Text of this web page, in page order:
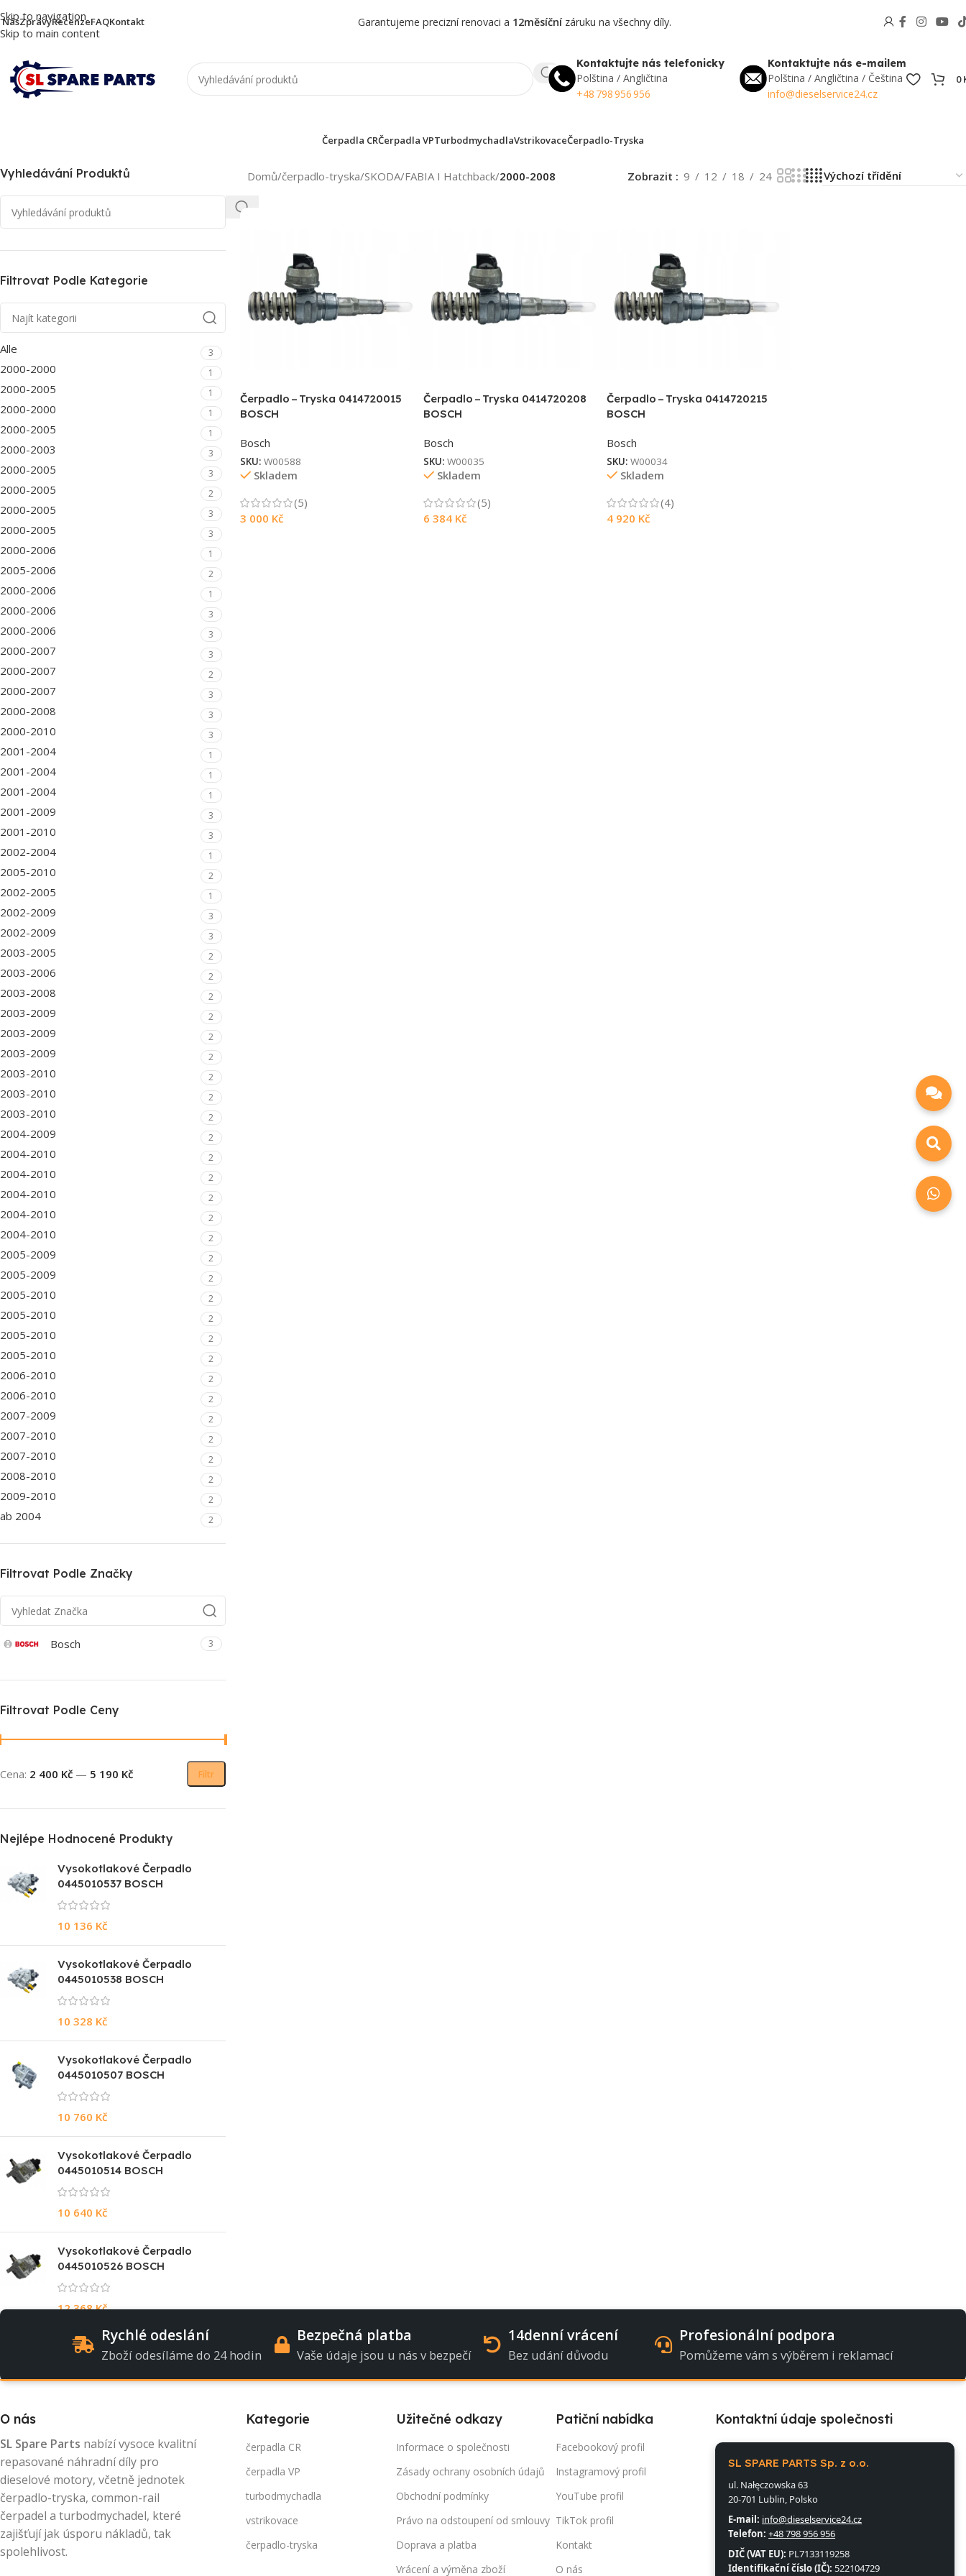
Skip to navigation
Skip to main content
NásZprávyRecenzeFAQKontakt Garantujeme precizní renovaci a 12měsíčnízáruku na všechny díly.
Kontaktujte nás telefonicky
Polština / Angličtina
+48 798 956 956
Kontaktujte nás e-mailem
Polština / Angličtina / Čeština
info@dieselservice24.cz
0
Čerpadla CRČerpadla VPTurbodmychadlaVstrikovaceČerpadlo-Tryska
Vyhledávání Produktů
Filtrovat Podle Kategorie
Alle 3
2000-2000 1
2000-2005 1
2000-2000 1
2000-2005 1
2000-2003 3
2000-2005 3
2000-2005 2
2000-2005 3
2000-2005 3
2000-2006 1
2005-2006 2
2000-2006 1
2000-2006 3
2000-2006 3
2000-2007 3
2000-2007 2
2000-2007 3
2000-2008 3
2000-2010 3
2001-2004 1
2001-2004 1
2001-2004 1
2001-2009 3
2001-2010 3
2002-2004 1
2005-2010 2
2002-2005 1
2002-2009 3
2002-2009 3
2003-2005 2
2003-2006 2
2003-2008 2
2003-2009 2
2003-2009 2
2003-2009 2
2003-2010 2
2003-2010 2
2003-2010 2
2004-2009 2
2004-2010 2
2004-2010 2
2004-2010 2
2004-2010 2
2004-2010 2
2005-2009 2
2005-2009 2
2005-2010 2
2005-2010 2
2005-2010 2
2005-2010 2
2006-2010 2
2006-2010 2
2007-2009 2
2007-2010 2
2007-2010 2
2008-2010 2
2009-2010 2
ab 2004 2
Filtrovat Podle Značky
Bosch 3
Filtrovat Podle Ceny
Filtr
Cena: 2 400 Kč — 5 190 Kč
Nejlépe Hodnocené Produkty
Vysokotlakové Čerpadlo
0445010537 BOSCH
10 136 Kč
Vysokotlakové Čerpadlo
0445010538 BOSCH
10 328 Kč
Vysokotlakové Čerpadlo
0445010507 BOSCH
10 760 Kč
Vysokotlakové Čerpadlo
0445010514 BOSCH
10 640 Kč
Vysokotlakové Čerpadlo
0445010526 BOSCH
12 368Kč
Domů/čerpadlo-tryska/SKODA/FABIA I Hatchback/2000-2008 Zobrazit 9 12 18 24
Čerpadlo – Tryska 0414720015
BOSCH
Bosch
SKU: W00588
Skladem
(5)
3 000 Kč
Čerpadlo – Tryska 0414720208
BOSCH
Bosch
SKU: W00035
Skladem
(5)
6 384 Kč
Čerpadlo – Tryska 0414720215
BOSCH
Bosch
SKU: W00034
Skladem
(4)
4 920 Kč
Rychlé odeslání
Zboží odesíláme do 24 hodin
Bezpečná platba
Vaše údaje jsou u nás v bezpečí
14denní vrácení
Bez udání důvodu
Profesionální podpora
Pomůžeme vám s výběrem i reklamací
O nás
SL Spare Parts nabízí vysoce kvalitní
repasované náhradní díly pro
dieselové motory, včetně jednotek
čerpadlo-tryska, common-rail
čerpadel a turbodmychadel, které
zajišťují jak úsporu nákladů, tak
spolehlivost.
Kategorie
čerpadla CR
čerpadla VP
turbodmychadla
vstrikovace
čerpadlo-tryska
Užitečné odkazy
Informace o společnosti
Zásady ochrany osobních údajů
Obchodní podmínky
Právo na odstoupení od smlouvy
Doprava a platba
Vrácení a výměna zboží
Patiční nabídka
Facebookový profil
Instagramový profil
YouTube profil
TikTok profil
Kontakt
O nás
Kontaktní údaje společnosti
SL SPARE PARTS Sp. z o.o.
ul. Nałęczowska 63
20-701 Lublin, Polsko
E-mail: info@dieselservice24.cz
Telefon: +48 798 956 956
DIČ (VAT EU): PL7133119258
Identifikační číslo (IČ): 522104729